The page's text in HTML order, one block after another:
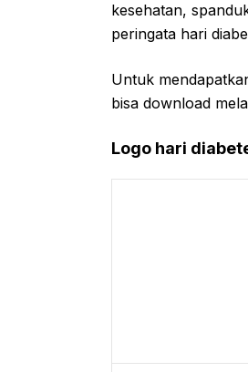
kesehatan,
peringata hari
Untuk
bisa download
Logo hari